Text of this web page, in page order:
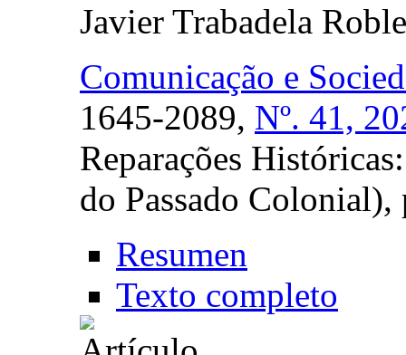
Javier Trabadela
Comunicação e
1645-2089, Nº. 41,
Reparações
do Passado Colonial),
Resumen
Texto completo